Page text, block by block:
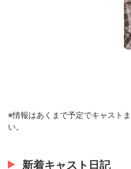
※情報はあくまで予定でキャスト
い。
新着キャスト日記